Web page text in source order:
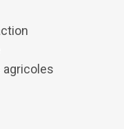
agricoles